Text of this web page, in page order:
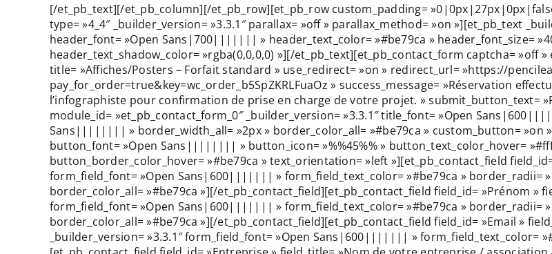
[/et_pb_text][/et_pb_column][/et_pb_row][et_pb_row custom_padding=
type= »4_4″ _builder_version= »3.3.1″ parallax= »off » parallax_method= »on »][et_pb_text
header_font= »Open Sans|700||||||| » header_text_color= »#be79ca » header_font_size=
header_text_shadow_color= »rgba(0,0,0,0) »][/et_pb_text][et_pb_contact_form captcha= »off
title= »Affiches/Posters – Forfait standard » use_redirect= »on » redirect_url= »https://
pay_for_order=true&key=wc_order_b5SpZKRLFuaOz » success_message= »Réservation
l’infographiste pour confirmation de prise en charge de votre projet. » submit_button_text=
module_id= »et_pb_contact_form_0″ _builder_version= »3.3.1″ title_font= »Open
Sans|||||||| » border_width_all= »2px » border_color_all= »#be79ca » custom_button= »on
button_font= »Open Sans|||||||| » button_icon= »%%45%% » button_text_color_hover=
button_border_color_hover= »#be79ca » text_orientation= »left »][et_pb_contact_field
form_field_font= »Open Sans|600||||||| » form_field_text_color= »#be79ca » border_radii=
border_color_all= »#be79ca »][/et_pb_contact_field][et_pb_contact_field field_id= »Prénom »
form_field_font= »Open Sans|600||||||| » form_field_text_color= »#be79ca » border_radii=
border_color_all= »#be79ca »][/et_pb_contact_field][et_pb_contact_field field_id= »Email »
_builder_version= »3.3.1″ form_field_font= »Open Sans|600||||||| » form_field_text_color=